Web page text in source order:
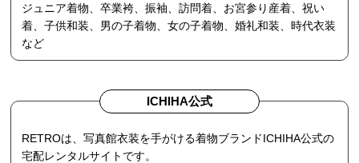
ジュニア着物、卒業袴、振袖、訪問着、お宮参り産着、祝い
着、子供和装、男の子着物、女の子着物、婚礼和装、時代衣装
など
ICHIHA公式
RETROは、写真館衣装を手がける着物ブランドICHIHA公式の
宅配レンタルサイトです。